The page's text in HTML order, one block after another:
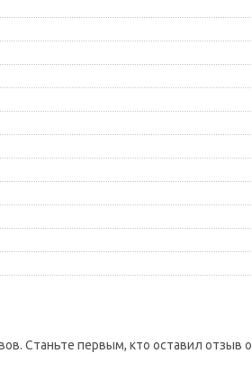
Станьте первым, кто оставил отзыв